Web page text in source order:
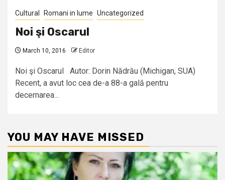
Cultural Romani in lume Uncategorized
Noi şi Oscarul
March 10, 2016 Editor
Noi şi Oscarul Autor: Dorin Nădrău (Michigan, SUA)
Recent, a avut loc cea de-a 88-a gală pentru
decernarea...
YOU MAY HAVE MISSED